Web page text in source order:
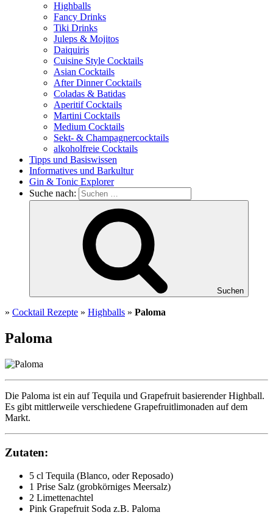
Highballs
Fancy Drinks
Tiki Drinks
Juleps & Mojitos
Daiquiris
Cuisine Style Cocktails
Asian Cocktails
After Dinner Cocktails
Coladas & Batidas
Aperitif Cocktails
Martini Cocktails
Medium Cocktails
Sekt- & Champagnercocktails
alkoholfreie Cocktails
Tipps und Basiswissen
Informatives und Barkultur
Gin & Tonic Explorer
Suche nach:
Suchen
» Cocktail Rezepte » Highballs » Paloma
Paloma
Die Paloma ist ein auf Tequila und Grapefruit basierender Highball.
Es gibt mittlerweile verschiedene Grapefruitlimonaden auf dem
Markt.
Zutaten:
5 cl Tequila (Blanco, oder Reposado)
1 Prise Salz (grobkörniges Meersalz)
2 Limettenachtel
Pink Grapefruit Soda z.B. Paloma